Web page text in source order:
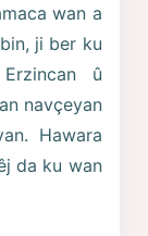
wan a
ji ber ku
û
navçeyan
Hawara
da ku wan